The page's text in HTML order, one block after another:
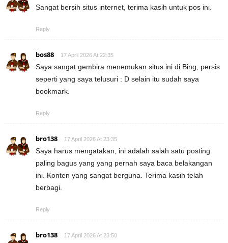
Sangat bersih situs internet, terima kasih untuk pos ini.
Reply
bos88 17 April 2026 At 22:35
Saya sangat gembira menemukan situs ini di Bing, persis
seperti yang saya telusuri : D selain itu sudah saya
bookmark.
Reply
bro138 17 April 2026 At 23:35
Saya harus mengatakan, ini adalah salah satu posting
paling bagus yang yang pernah saya baca belakangan
ini. Konten yang sangat berguna. Terima kasih telah
berbagi.
Reply
bro138 17 April 2026 At 23:50